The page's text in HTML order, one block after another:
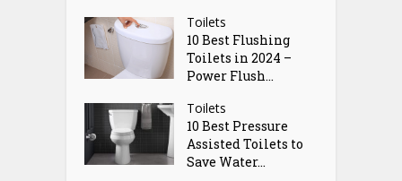
Toilets
10 Best Flushing
Toilets in 2024 –
Power Flush...
Toilets
10 Best Pressure
Assisted Toilets to
Save Water...